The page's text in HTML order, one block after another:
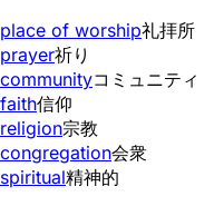
place of worship礼拝所
prayer祈り
communityコミュニティ
faith信仰
religion宗教
congregation会衆
spiritual精神的